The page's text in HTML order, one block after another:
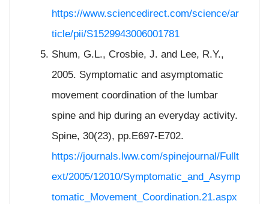
https://www.sciencedirect.com/science/ar
ticle/pii/S1529943006001781
Shum, G.L., Crosbie, J. and Lee, R.Y.,
2005. Symptomatic and asymptomatic
movement coordination of the lumbar
spine and hip during an everyday activity.
Spine, 30(23), pp.E697-E702.
https://journals.lww.com/spinejournal/Fullt
ext/2005/12010/Symptomatic_and_Asymp
tomatic_Movement_Coordination.21.aspx